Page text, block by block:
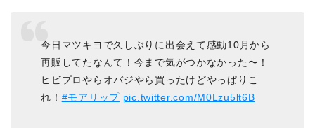
今日マツキヨで久しぶりに出会えて感動10月から
再販してたなんて！今まで気がつかなかった〜！
ヒビプロやらオバジやら買ったけどやっぱりこ
れ！ #モアリップ pic.twitter.com/M0Lzu5lt6B